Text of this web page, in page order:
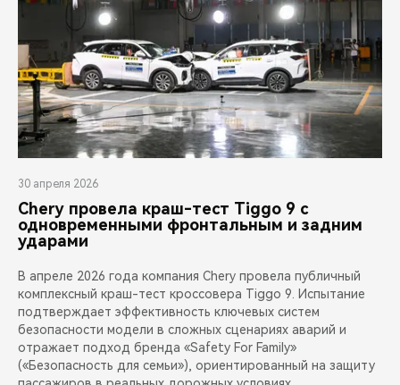
30 апреля 2026
Chery провела краш-тест Tiggo 9 с
одновременными фронтальным и задним
ударами
В апреле 2026 года компания Chery провела публичный
комплексный краш-тест кроссовера Tiggo 9. Испытание
подтверждает эффективность ключевых систем
безопасности модели в сложных сценариях аварий и
отражает подход бренда «Safety For Family»
(«Безопасность для семьи»), ориентированный на защиту